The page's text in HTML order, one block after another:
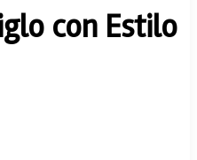
con Estilo